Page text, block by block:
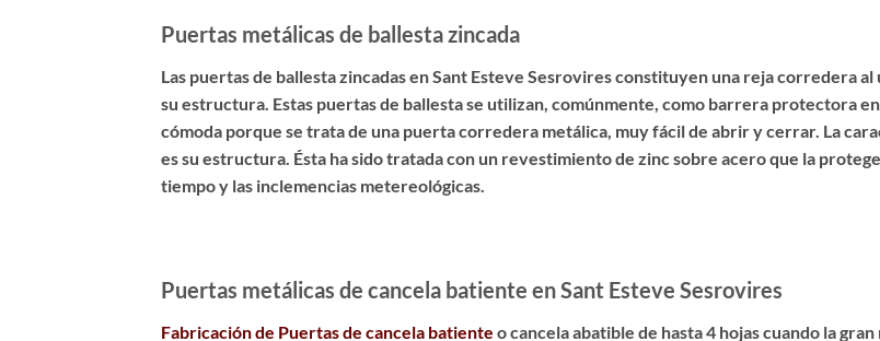
Puertas metálicas de ballesta zincada
Las puertas de ballesta zincadas en Sant Esteve Sesroviresconstituyen una reja corredera al
su estructura. Estas puertas de ballesta se utilizan, comúnmente, como barrera protectora
cómoda porque se trata de una puerta corredera metálica, muy fácil de abrir y cerrar. La
es su estructura. Ésta ha sidotratada con un revestimiento de zinc sobre aceroque la
tiempo y las inclemencias metereológicas.
Puertas metálicas de cancela batiente en Sant Esteve Sesrovires
Fabricación de Puertas de cancela batiente o cancela abatible de hasta 4 hojas cuando la